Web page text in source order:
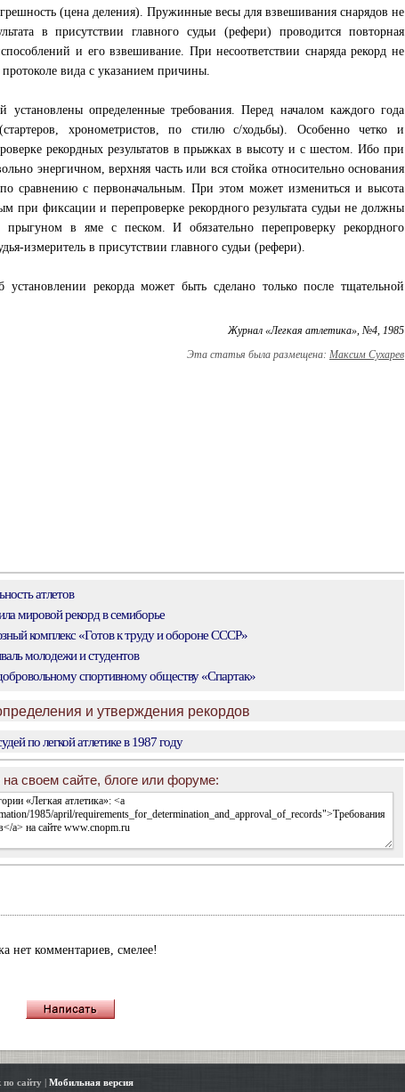
(цена деления). Пружинные весы для взвешивания снарядов не
в присутствии главного судьи (рефери) проводится повторная
и его взвешивание. При несоответствии снаряда рекорд не
протоколе вида с указанием причины.
определенные требования. Перед началом каждого года
хронометристов, по стилю с/ходьбы). Особенно четко и
рекордных результатов в прыжках в высоту и с шестом. Ибо при
энергичном, верхняя часть или вся стойка относительно основания
сравнению с первоначальным. При этом может измениться и высота
фиксации и перепроверке рекордного результата судьи не должны
прыгуном в яме с песком. И обязательно перепроверку рекордного
измеритель в присутствии главного судьи (рефери).
рекорда может быть сделано только после тщательной
Журнал «Легкая атлетика», №4, 1985
Эта статья была размещена: Максим Сухарев
атлетов
мировой рекорд в семиборье
комплекс «Готов к труду и обороне СССР»
молодежи и студентов
спортивному обществу «Спартак»
и утверждения рекордов
по легкой атлетике в 1987 году
своем сайте, блоге или форуме:
нет комментариев, смелее!
сайту| Мобильная версия